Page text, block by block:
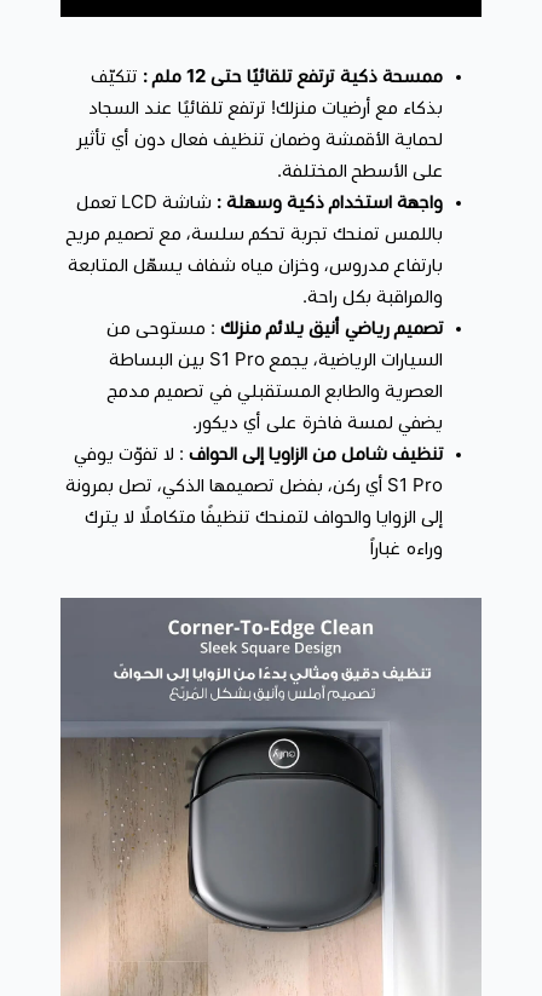
ممسحة ذكية ترتفع تلقائيًا حتى 12 ملم :
تتكيّف
بذكاء مع أرضيات منزلك! ترتفع تلقائيًا عند السجاد
لحماية الأقمشة وضمان تنظيف فعال دون أي تأثير
على الأسطح المختلفة.
واجهة استخدام ذكية وسهلة :
شاشة LCD تعمل
باللمس تمنحك تجربة تحكم سلسة، مع تصميم مريح
بارتفاع مدروس، وخزان مياه شفاف يسهّل المتابعة
والمراقبة بكل راحة.
تصميم رياضي أنيق يلائم منزلك : مستوحى من
السيارات الرياضية، يجمع S1 Pro بين البساطة
العصرية والطابع المستقبلي في تصميم مدمج
يضفي لمسة فاخرة على أي ديكور.
تنظيف شامل من الزاويا إلى الحواف : لا تفوّت يوفي
S1 Pro أي ركن، بفضل تصميمها الذكي، تصل بمرونة
إلى الزوايا والحواف لتمنحك تنظيفًا متكاملًا لا يترك
وراءه غباراً